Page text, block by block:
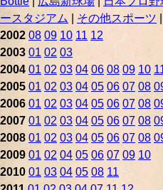
ースタジアム
その他スポーツ
2002 08 09 10 11 12
2003 01 02 03
2004 01 02 03 04 06 08 09 10
2005 01 02 03 04 05 06 07 08
2006 01 02 03 04 05 06 07 08
2007 01 02 03 04 05 06 07 08
2008 01 02 03 04 05 06 07 08
2009 01 02 04 05 06 07 09 10
2010 01 03 04 05 08 11